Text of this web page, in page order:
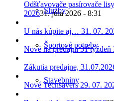
Služby
Športové potreby
Stavebniny
Odšťavovače pasírovače
202631. júla 2026 - 8:31
U nás kúpite aj… 31. 07.
Nové na predajni 31 týždeň
Zákutia predajne,
Nové Techsavers 29. 07.